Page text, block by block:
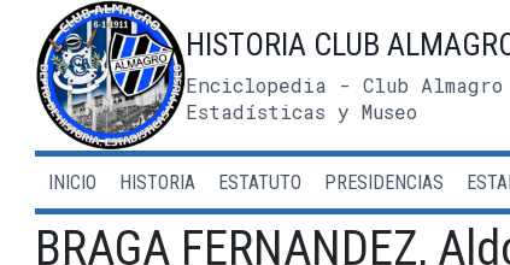
contenido
HISTORIA CLUB
Enciclopedia - Club
Estadísticas y Museo
INICIO HISTORIA ESTATUTO PRESIDENCIAS
BRAGA FERNANDEZ,